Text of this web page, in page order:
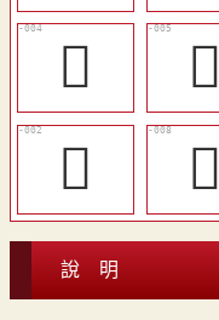
󸽠
󸽡
𨷫
𩀟
說 明